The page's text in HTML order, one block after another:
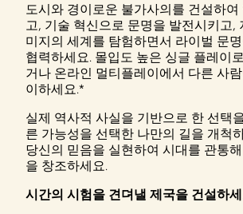
도시와 경이로운 불가사의를 건설하
고, 기술 혁신으로 문명을 발전시키고,
미지의 세계를 탐험하면서 라이벌 문
협력하세요. 몰입도 높은 싱글 플레이
거나 온라인 멀티플레이에서 다른 사
이하세요.*
실제 역사적 사실을 기반으로 한 선택
른 가능성을 선택한 나만의 길을 개척
당신의 믿음을 실현하여 시대를 관통
을 창조하세요.
시간의 시험을 견뎌낼 제국을 건설하